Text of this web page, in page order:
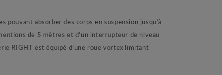
absorber des corps en suspension jusqu’à
de 5 mètres et d’un interrupteur de niveau
RIGHT est équipé d’une roue vortex limitant